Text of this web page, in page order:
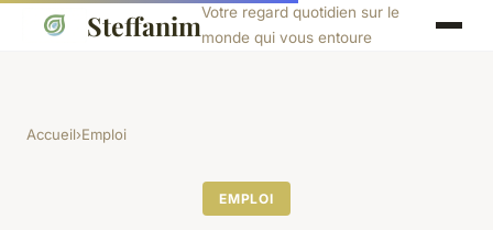
SteffanimVotre regard quotidien sur le
monde qui vous entoure
Accueil›Emploi
EMPLOI